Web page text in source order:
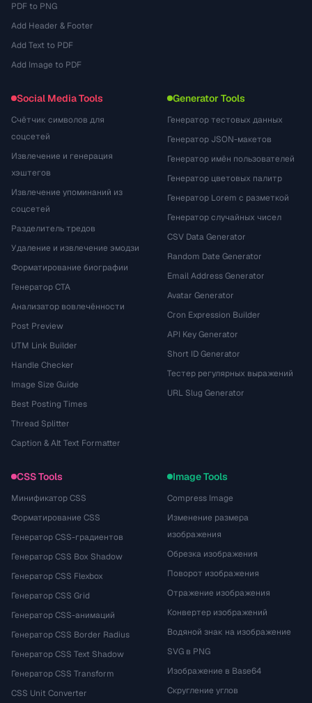
PDF to PNG
Add Header & Footer
Add Text to PDF
Add Image to PDF
Social Media Tools
Счётчик символов для
соцсетей
Извлечение и генерация
хэштегов
Извлечение упоминаний из
соцсетей
Разделитель тредов
Удаление и извлечение эмодзи
Форматирование биографии
Генератор CTA
Анализатор вовлечённости
Post Preview
UTM Link Builder
Handle Checker
Image Size Guide
Best Posting Times
Thread Splitter
Caption & Alt Text Formatter
Generator Tools
Генератор тестовых данных
Генератор JSON-макетов
Генератор имён пользователей
Генератор цветовых палитр
Генератор Lorem с разметкой
Генератор случайных чисел
CSV Data Generator
Random Date Generator
Email Address Generator
Avatar Generator
Cron Expression Builder
API Key Generator
Short ID Generator
Тестер регулярных выражений
URL Slug Generator
CSS Tools
Минификатор CSS
Форматирование CSS
Генератор CSS-градиентов
Генератор CSS Box Shadow
Генератор CSS Flexbox
Генератор CSS Grid
Генератор CSS-анимаций
Генератор CSS Border Radius
Генератор CSS Text Shadow
Генератор CSS Transform
CSS Unit Converter
Image Tools
Compress Image
Изменение размера
изображения
Обрезка изображения
Поворот изображения
Отражение изображения
Конвертер изображений
Водяной знак на изображение
SVG в PNG
Изображение в Base64
Скругление углов